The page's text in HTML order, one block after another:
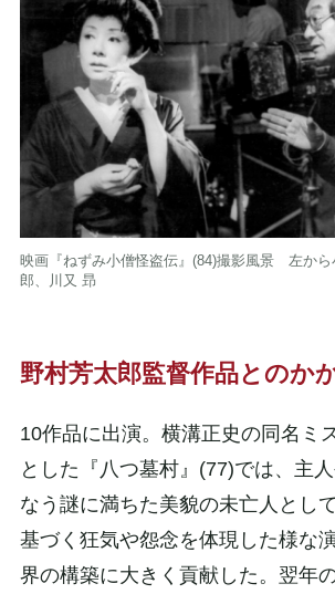
映画『ねずみ小僧怪盗伝』(84)撮影風景 左から
郎、川又 昻
野村芳太郎監督作品とのか
10作品に出演。横溝正史の同名ミ
とした『八つ墓村』(77)では、主
なう謎に満ちた美貌の未亡人とし
基づく狂気や怨念を体現した様な
界の構築に大きく貢献した。翌年